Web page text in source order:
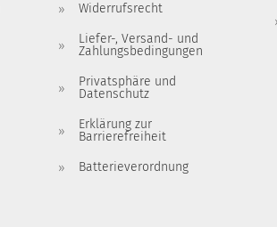
Widerrufsrecht
Liefer-, Versand- und
Zahlungsbedingungen
Privatsphäre und
Datenschutz
Erklärung zur
Barrierefreiheit
Batterieverordnung